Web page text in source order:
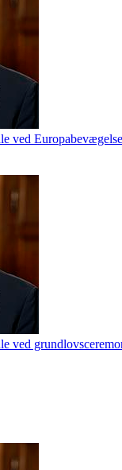
ved
ved